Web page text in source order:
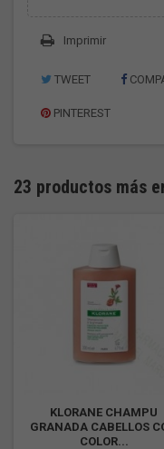
Imprimir
TWEET
PINTEREST
23 productos más
KLORANE CHAMPU
GRANADA CABELLOS
COLOR...